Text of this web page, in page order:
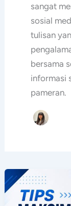
sangat
sosial
tulisan
bersama
informasi
pameran.